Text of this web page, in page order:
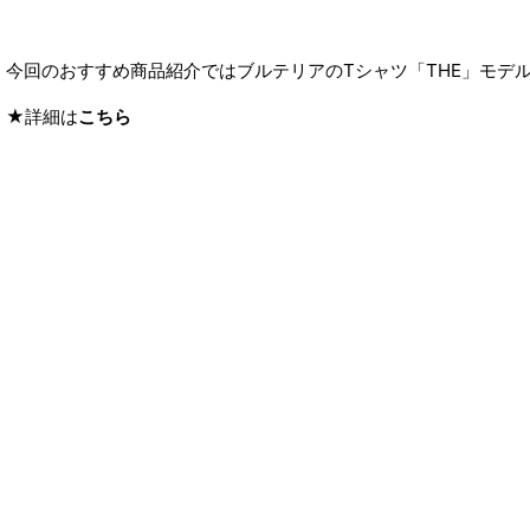
今回のおすすめ商品紹介ではブルテリアのTシャツ「THE」モデル
★詳細はこちら